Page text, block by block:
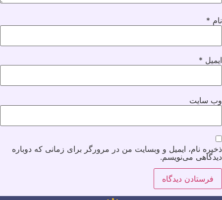
نام *
ایمیل *
وب‌ سایت
ذخیره نام، ایمیل و وبسایت من در مرورگر برای زمانی که دوباره
دیدگاهی می‌نویسم.